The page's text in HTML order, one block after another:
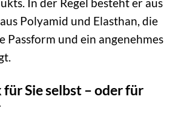
In der Regel besteht er aus
Polyamid und Elasthan, die
Passform und ein angenehmes
für Sie selbst – oder für